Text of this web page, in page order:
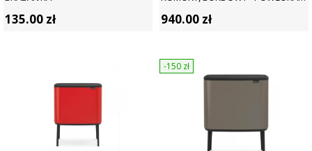
135.00 zł 940.00 zł
-150 zł